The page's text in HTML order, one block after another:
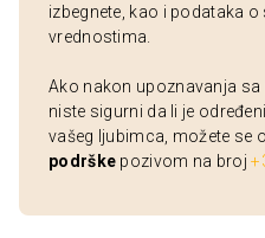
izbegnete, kao i podataka
vrednostima.
Ako nakon upoznavanja
niste sigurni da li je
vašeg ljubimca, možete se
podrške pozivom na broj